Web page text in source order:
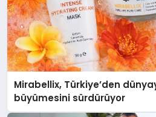
Mirabellix, Türkiye’den
büyümesini sürdürüyor